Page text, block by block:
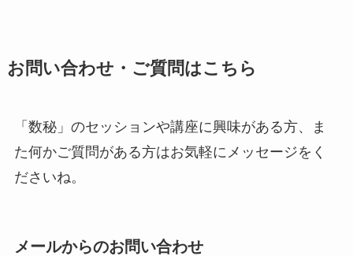
お問い合わせ・ご質問はこちら
「数秘」のセッションや講座に興味がある方、ま
た何かご質問がある方はお気軽にメッセージをく
ださいね。
メールからのお問い合わせ